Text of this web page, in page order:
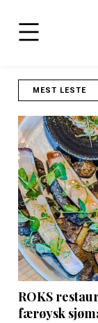
MEST LESTE
– DE BESTE
OG LOKALE
ROKS
færøysk